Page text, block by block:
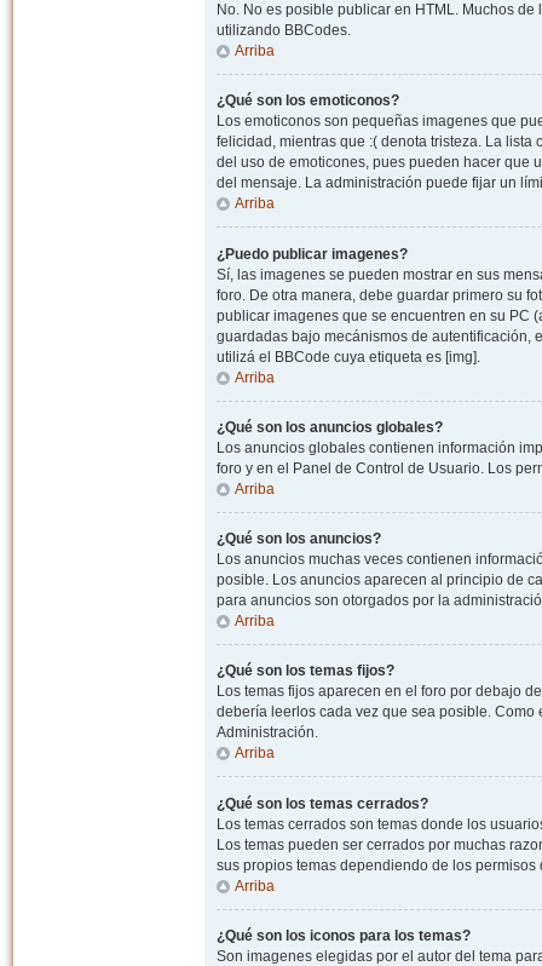
No. No es posible publicar en HTML. Muchos
utilizando BBCodes.
Arriba
¿Qué son los emoticonos?
Los emoticonos son pequeñas imagenes que
felicidad, mientras que :( denota tristeza. La
del uso de emoticones, pues pueden hacer que
del mensaje. La administración puede fijar un
Arriba
¿Puedo publicar imagenes?
Sí, las imagenes se pueden mostrar en sus
foro. De otra manera, debe guardar primero su
publicar imagenes que se encuentren en su PC
guardadas bajo mecánismos de autentificación,
utilizá el BBCode cuya etiqueta es [img].
Arriba
¿Qué son los anuncios globales?
Los anuncios globales contienen información
foro y en el Panel de Control de Usuario. Los
Arriba
¿Qué son los anuncios?
Los anuncios muchas veces contienen
posible. Los anuncios aparecen al principio de
para anuncios son otorgados por la
Arriba
¿Qué son los temas fijos?
Los temas fijos aparecen en el foro por debajo
debería leerlos cada vez que sea posible.
Administración.
Arriba
¿Qué son los temas cerrados?
Los temas cerrados son temas donde los
Los temas pueden ser cerrados por muchas
sus propios temas dependiendo de los
Arriba
¿Qué son los iconos para los temas?
Son imagenes elegidas por el autor del tema